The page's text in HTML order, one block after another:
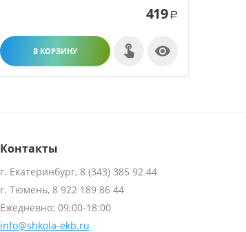
419 Р
В КОРЗИНУ 
Контакты
г. Екатеринбург, 8 (343) 385 92 44
г. Тюмень, 8 922 189 86 44
Ежедневно: 09:00-18:00
info@shkola-ekb.ru